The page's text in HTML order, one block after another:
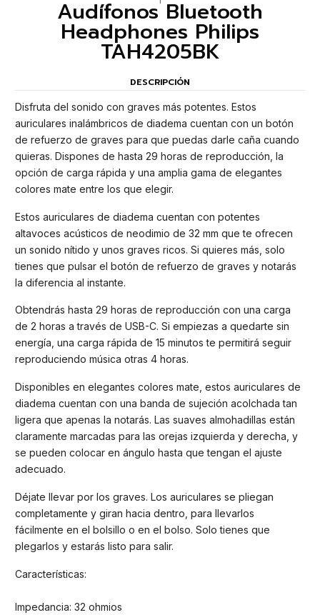
Audífonos Bluetooth
Headphones Philips
TAH4205BK
DESCRIPCIÓN
Disfruta del sonido con graves más potentes. Estos
auriculares inalámbricos de diadema cuentan con un botón
de refuerzo de graves para que puedas darle caña cuando
quieras. Dispones de hasta 29 horas de reproducción, la
opción de carga rápida y una amplia gama de elegantes
colores mate entre los que elegir.
Estos auriculares de diadema cuentan con potentes
altavoces acústicos de neodimio de 32 mm que te ofrecen
un sonido nítido y unos graves ricos. Si quieres más, solo
tienes que pulsar el botón de refuerzo de graves y notarás
la diferencia al instante.
Obtendrás hasta 29 horas de reproducción con una carga
de 2 horas a través de USB-C. Si empiezas a quedarte sin
energía, una carga rápida de 15 minutos te permitirá seguir
reproduciendo música otras 4 horas.
Disponibles en elegantes colores mate, estos auriculares de
diadema cuentan con una banda de sujeción acolchada tan
ligera que apenas la notarás. Las suaves almohadillas están
claramente marcadas para las orejas izquierda y derecha, y
se pueden colocar en ángulo hasta que tengan el ajuste
adecuado.
Déjate llevar por los graves. Los auriculares se pliegan
completamente y giran hacia dentro, para llevarlos
fácilmente en el bolsillo o en el bolso. Solo tienes que
plegarlos y estarás listo para salir.
Características:
Impedancia: 32 ohmios